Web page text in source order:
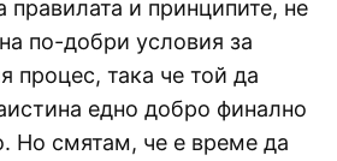
правилата и принципите, не
по-добри условия за
процес, така че той да
едно добро финално
Но смятам, че е време да